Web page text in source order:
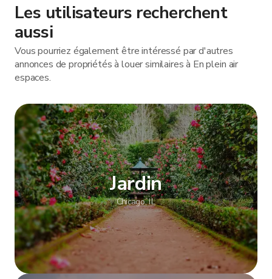
Les utilisateurs recherchent
aussi
Vous pourriez également être intéressé par d'autres
annonces de propriétés à louer similaires à En plein air
espaces.
Jardin
Chicago, IL